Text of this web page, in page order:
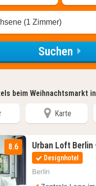
(1 Zimmer)
Suchen
beim Weihnachtsmarkt
Karte
8.6 Urban Loft Berlin
Designhotel
Berlin